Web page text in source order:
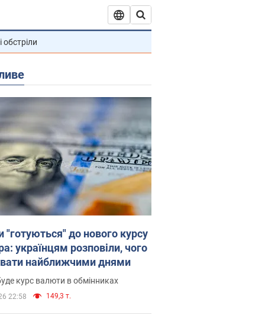
обстріли
"готуються" до нового курсу
українцям розповіли, чого
найближчими днями
курс валюти в обмінниках
22:58 149,3 т.